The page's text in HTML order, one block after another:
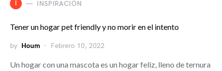
I INSPIRACIÓN
Tener un hogar pet friendly y no morir en el intento
by Houm Febrero 10, 2022
Un hogar con una mascota es un hogar feliz, lleno de ternura